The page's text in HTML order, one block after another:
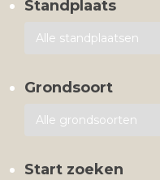
Standplaats
Grondsoort
Start zoeken